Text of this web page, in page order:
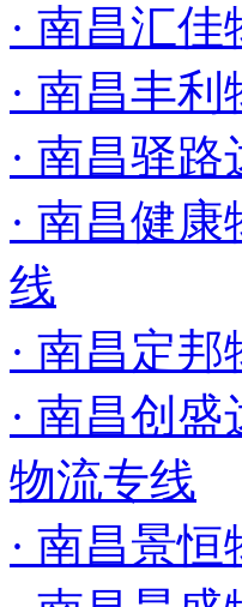
· 南昌汇
· 南昌丰
· 南昌驿
· 南昌健
线
· 南昌定
· 南昌创
物流专线
· 南昌景